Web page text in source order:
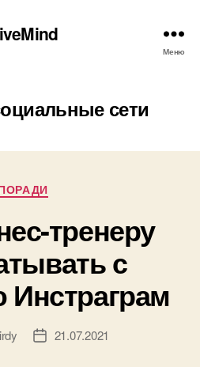
Меню
сети
Категорії
тренеру
с
Дата21.07.2021